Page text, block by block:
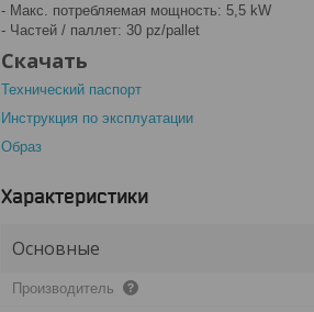
- Макс. потребляемая мощность: 5,5 kW
- Частей / паллет: 30 pz/pallet
Скачать
Технический паспорт
Инструкция по эксплуатации
Образ
Характеристики
Основные
Производитель